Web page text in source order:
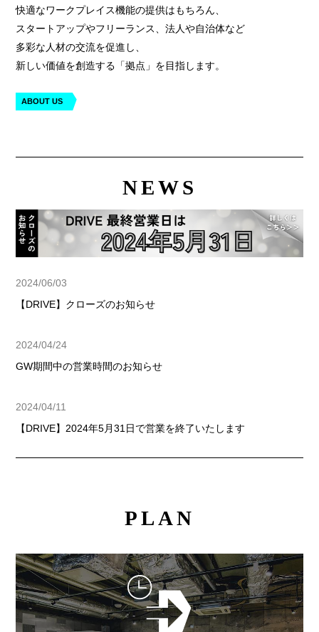
快適なワークプレイス機能の提供はもちろん、
スタートアップやフリーランス、法人や自治体など
多彩な人材の交流を促進し、
新しい価値を創造する「拠点」を目指します。
ABOUT US
NEWS
2024/06/03
【DRIVE】クローズのお知らせ
2024/04/24
GW期間中の営業時間のお知らせ
2024/04/11
【DRIVE】2024年5月31日で営業を終了いたします
PLAN